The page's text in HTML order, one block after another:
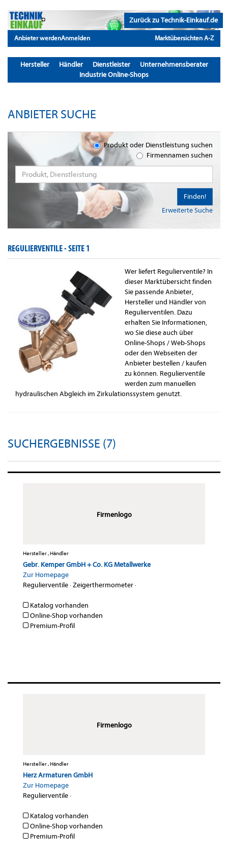
Zurück zu Technik-Einkauf.de
Anbieter werdenAnmelden Marktübersichten A-Z
Hersteller Händler Dienstleister
Unternehmensberater
Industrie Online-Shops
ANBIETER SUCHE
Produkt oder Dienstleistung suchen
Firmennamen suchen
Erweiterte Suche
Finden!
REGULIERVENTILE -SEITE 1
Wer liefert Regulierventile? In
dieser Marktübersicht finden
Sie passende Anbieter,
Hersteller und Händler von
Regulierventilen. Dazu
erhalten Sie Informationen,
wo Sie diese auch über
Online-Shops / Web-Shops
oder den Webseiten der
Anbieter bestellen / kaufen
zu können. Regulierventile
werden zum manuellen
hydraulischen Abgleich im Zirkulationssystem genutzt.
SUCHERGEBNISSE (7)
Firmenlogo
Hersteller , Händler
Gebr. Kemper GmbH + Co. KG Metallwerke
Zur Homepage
Regulierventile·Zeigerthermometer·
Katalog vorhanden
Online-Shop vorhanden
Premium-Profil
Firmenlogo
Hersteller , Händler
Herz Armaturen GmbH
Zur Homepage
Regulierventile·
Katalog vorhanden
Online-Shop vorhanden
Premium-Profil